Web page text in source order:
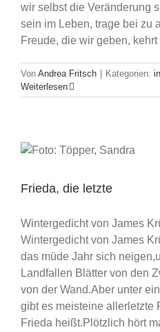
wir selbst die Veränderung
sein im Leben, trage bei zu
Freude, die wir geben, kehrt
Von Andrea Fritsch Kategorien:
Weiterlesen
Frieda, die letzte
Wintergedicht von James
Wintergedicht von James
das müde Jahr sich
Landfallen Blätter von den
von der Wand.Aber unter
gibt es meisteine allerletzte
Frieda heißt.Plötzlich hört